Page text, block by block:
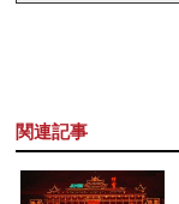
関連記事